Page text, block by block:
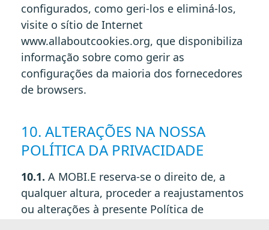
configurados, como geri-los e eliminá-los,
visite o sítio de Internet
www.allaboutcookies.org, que disponibiliza
informação sobre como gerir as
configurações da maioria dos fornecedores
de browsers.
10. ALTERAÇÕES NA NOSSA
POLÍTICA DA PRIVACIDADE
10.1. A MOBI.E reserva-se o direito de, a
qualquer altura, proceder a reajustamentos
ou alterações à presente Política de